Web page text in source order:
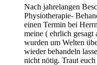
Nach jahrelangen
Physiotherapie-
einen Termin bei
meine ( ehrlich gesagt
wurden um Welten
wieder behandeln
nicht nötig. Traut